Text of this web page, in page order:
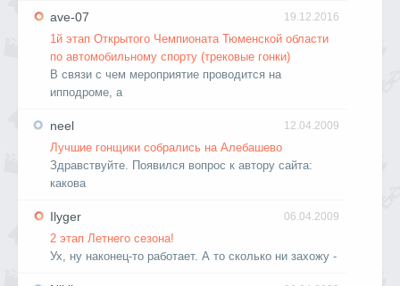
19.12.2016
ave-07
1й этап Открытого Чемпионата Тюменской области
по автомобильному спорту (трековые гонки)
В связи с чем мероприятие проводится на
ипподроме, а
12.04.2009
neel
Лучшие гонщики собрались на Алебашево
Здравствуйте. Появился вопрос к автору сайта:
какова
06.04.2009
Ilyger
2 этап Летнего сезона!
Ух, ну наконец-то работает. А то сколько ни захожу -